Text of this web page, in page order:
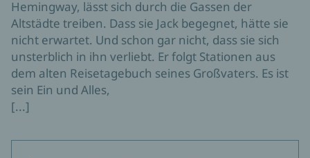
Hemingway, lässt sich durch die Gassen der
Altstädte treiben. Dass sie Jack begegnet, hätte sie
nicht erwartet. Und schon gar nicht, dass sie sich
unsterblich in ihn verliebt. Er folgt Stationen aus
dem alten Reisetagebuch seines Großvaters. Es ist
sein Ein und Alles,
[...]